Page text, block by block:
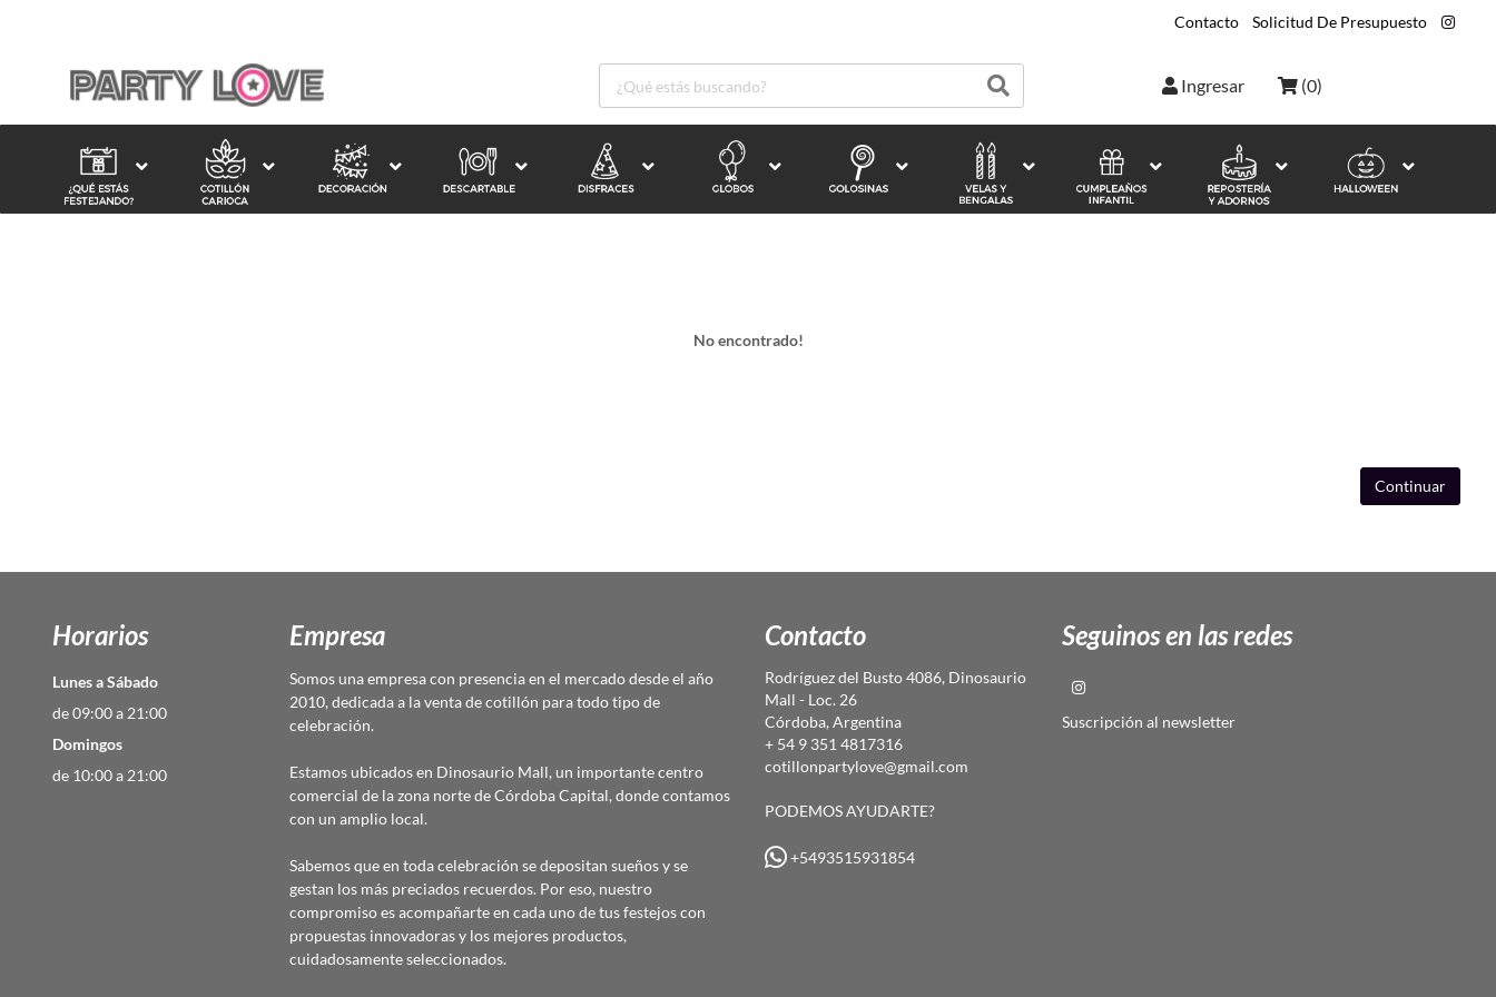
Contacto Solicitud De Presupuesto
Ingresar (0)
No encontrado!
Continuar
Horarios
Lunes a Sábado
de 09:00 a 21:00
Domingos
de 10:00 a 21:00
Empresa
Somos una empresa con presencia en el mercado desde el año
2010, dedicada a la venta de cotillón para todo tipo de
celebración.
Estamos ubicados en Dinosaurio Mall, un importante centro
comercial de la zona norte de Córdoba Capital, donde contamos
con un amplio local.
Sabemos que en toda celebración se depositan sueños y se
gestan los más preciados recuerdos. Por eso, nuestro
compromiso es acompañarte en cada uno de tus festejos con
propuestas innovadoras y los mejores productos,
cuidadosamente seleccionados.
Contacto
Rodríguez del Busto 4086, Dinosaurio
Mall - Loc. 26
Córdoba, Argentina
+ 54 9 351 4817316
cotillonpartylove@gmail.com
PODEMOS AYUDARTE?
+5493515931854
Seguinos en las redes
Suscripción al newsletter